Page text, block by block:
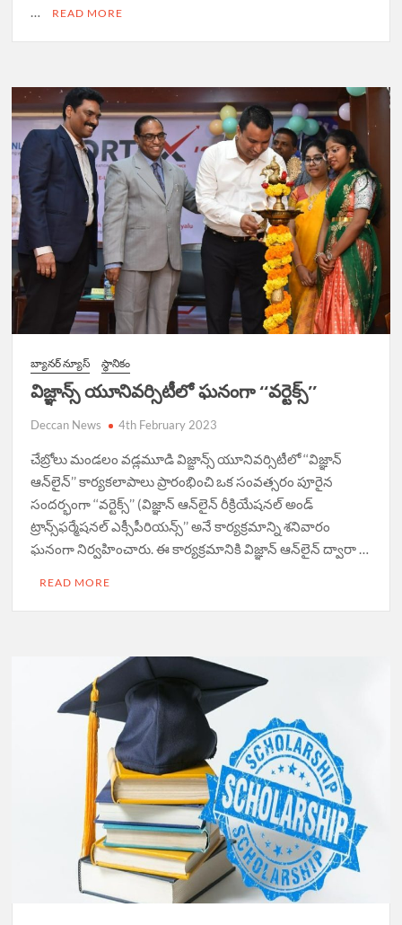
… READ MORE
బ్యానర్ న్యూస్ స్థానికం
విజ్ఞాన్స్‌ యూనివర్సిటీలో ఘనంగా ‘‘వర్టెక్స్‌’’
Deccan News 4th February 2023
చేబ్రోలు మండలం వడ్లమూడి విజ్ఙాన్స్‌ యూనివర్సిటీలో ‘‘విజ్ఞాన్‌
ఆన్‌లైన్‌’’ కార్యకలాపాలు ప్రారంభించి ఒక సంవత్సరం పూరైన
సందర్భంగా ‘‘వర్టెక్స్‌’’ (విజ్ఞాన్‌ ఆన్‌లైన్‌ రీక్రియేషనల్‌ అండ్‌
ట్రాన్స్‌ఫర్మేషనల్‌ ఎక్సీపీరియన్స్‌’’ అనే కార్యక్రమాన్ని శనివారం
ఘనంగా నిర్వహించారు. ఈ కార్యక్రమానికి విజ్ఞాన్‌ ఆన్‌లైన్‌ ద్వారా …
READ MORE